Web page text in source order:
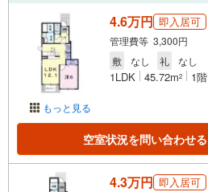
もっと見る
4.6万円 即入居可
管理費等 3,300円
敷
なし 礼 なし
1LDK 45.72m2 1階
空室状況を問い合わせる
4.3万円 即入居可